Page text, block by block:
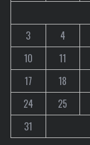
3
4
10
11
17
18
24
25
31